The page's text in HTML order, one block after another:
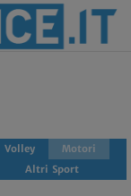
Volley
Motori
Altri Sport